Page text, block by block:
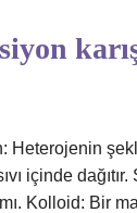
Heterojenin
içinde dağıtır.
Kolloid: Bir